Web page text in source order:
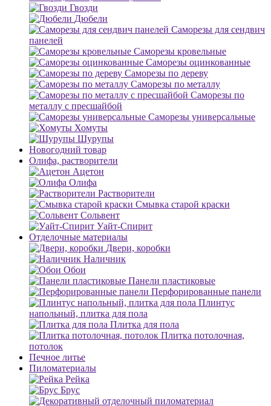
Гвозди
Дюбели
Саморезы для сендвич
панелей
Саморезы кровельные
Саморезы оцинкованные
Саморезы по дереву
Саморезы по металлу
Саморезы по
металлу с пресшайбой
Саморезы универсальные
Хомуты
Шурупы
Новогодний товар
Олифа, растворители
Ацетон
Олифа
Растворители
Смывка старой краски
Сольвент
Уайт-Спирит
Отделочные материалы
Двери, коробки
Наличник
Обои
Панели пластиковые
Перфорированные панели
Плинтус
напольный, плитка для пола
Плитка для пола
Плитка потолочная,
потолок
Печное литье
Пиломатериалы
Рейка
Брус